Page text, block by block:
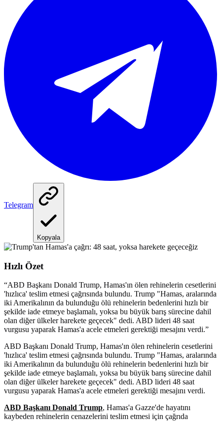
Telegram
Kopyala
Hızlı Özet
“ABD Başkanı Donald Trump, Hamas'ın ölen rehinelerin cesetlerini
'hızlıca' teslim etmesi çağrısında bulundu. Trump "Hamas, aralarında
iki Amerikalının da bulunduğu ölü rehinelerin bedenlerini hızlı bir
şekilde iade etmeye başlamalı, yoksa bu büyük barış sürecine dahil
olan diğer ülkeler harekete geçecek" dedi. ABD lideri 48 saat
vurgusu yaparak Hamas'a acele etmeleri gerektiği mesajını verdi.”
ABD Başkanı Donald Trump, Hamas'ın ölen rehinelerin cesetlerini
'hızlıca' teslim etmesi çağrısında bulundu. Trump "Hamas, aralarında
iki Amerikalının da bulunduğu ölü rehinelerin bedenlerini hızlı bir
şekilde iade etmeye başlamalı, yoksa bu büyük barış sürecine dahil
olan diğer ülkeler harekete geçecek" dedi. ABD lideri 48 saat
vurgusu yaparak Hamas'a acele etmeleri gerektiği mesajını verdi.
ABD Başkanı Donald Trump, Hamas'a Gazze'de hayatını
kaybeden rehinelerin cenazelerini teslim etmesi için çağrıda